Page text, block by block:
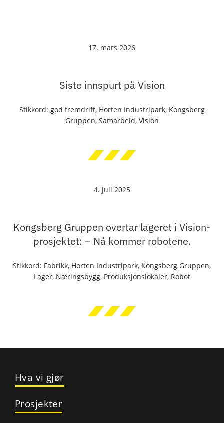
17. mars 2026
Siste innspurt på Vision
Stikkord: god fremdrift, Horten Industripark, Kongsberg
Gruppen, Samarbeid, Vision
4. juli 2025
Kongsberg Gruppen overtar lageret i Vision-
prosjektet: – Nå kommer robotene.
Stikkord: Fabrikk, Horten Industripark, Kongsberg Gruppen,
Lager, Næringsbygg, Produksjonslokaler, Robot
Hva vi gjør
Prosjekter